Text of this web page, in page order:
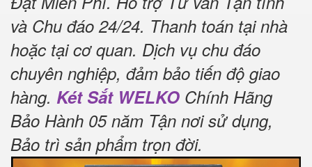
và Chu đáo 24/24. Thanh toán tại nhà
hoặc tại cơ quan. Dịch vụ chu đáo
chuyên nghiệp, đảm bảo tiến độ giao
hàng. Két Sắt WELKO Chính Hãng
Bảo Hành 05 năm Tận nơi sử dụng,
Bảo trì sản phẩm trọn đời.